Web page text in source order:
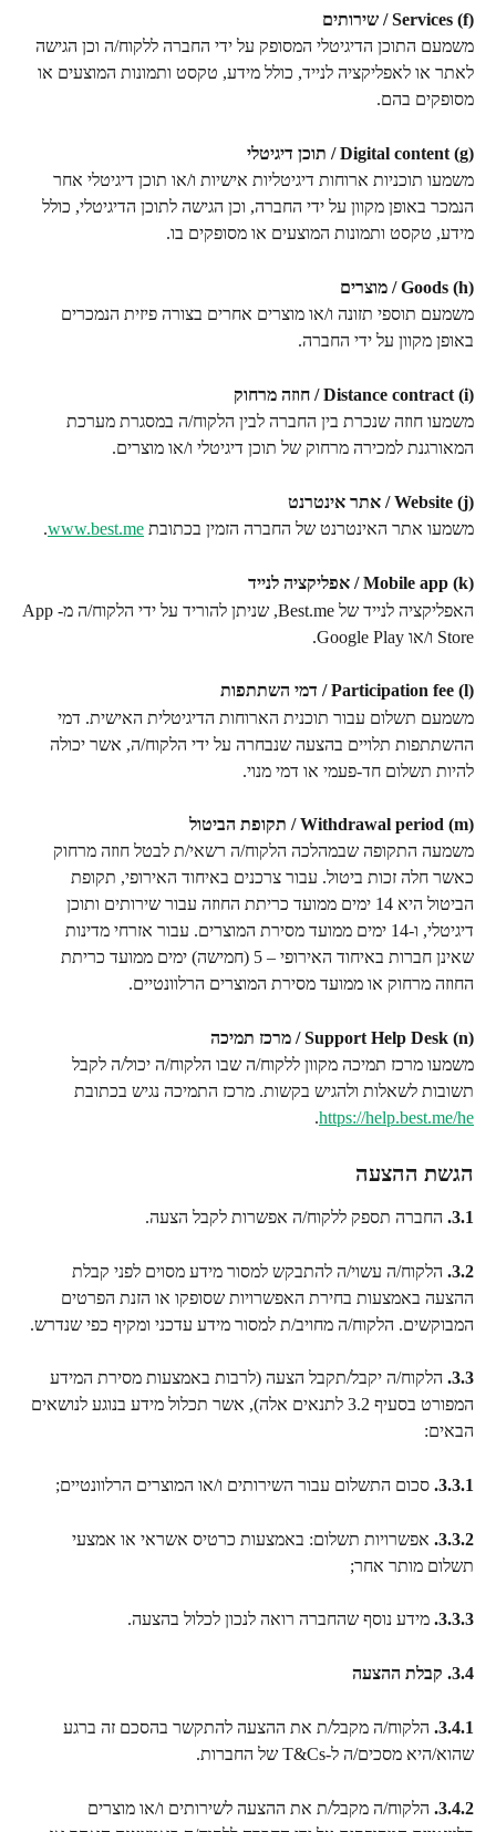
(f) Services / שירותים
משמעם התוכן הדיגיטלי המסופק על ידי החברה ללקוח/ה וכן הגישה
לאתר או לאפליקציה לנייד, כולל מידע, טקסט ותמונות המוצעים או
מסופקים בהם.
(g) Digital content / תוכן דיגיטלי
משמעו תוכניות ארוחות דיגיטליות אישיות ו/או תוכן דיגיטלי אחר
הנמכר באופן מקוון על ידי החברה, וכן הגישה לתוכן הדיגיטלי, כולל
מידע, טקסט ותמונות המוצעים או מסופקים בו.
(h) Goods / מוצרים
משמעם תוספי תזונה ו/או מוצרים אחרים בצורה פיזית הנמכרים
באופן מקוון על ידי החברה.
(i) Distance contract / חוזה מרחוק
משמעו חוזה שנכרת בין החברה לבין הלקוח/ה במסגרת מערכת
המאורגנת למכירה מרחוק של תוכן דיגיטלי ו/או מוצרים.
(j) Website / אתר אינטרנט
משמעו אתר האינטרנט של החברה הזמין בכתובת www.best.me
.
(k) Mobile app / אפליקציה לנייד
האפליקציה לנייד של Best.me, שניתן להוריד על ידי הלקוח/ה מ-App
Store ו/או Google Play.
(l) Participation fee / דמי השתתפות
משמעם תשלום עבור תוכנית הארוחות הדיגיטלית האישית. דמי
ההשתתפות תלויים בהצעה שנבחרה על ידי הלקוח/ה, אשר יכולה
להיות תשלום חד-פעמי או דמי מנוי.
(m) Withdrawal period / תקופת הביטול
משמעה התקופה שבמהלכה הלקוח/ה רשאי/ת לבטל חוזה מרחוק
כאשר חלה זכות ביטול. עבור צרכנים באיחוד האירופי, תקופת
הביטול היא 14 ימים ממועד כריתת החוזה עבור שירותים ותוכן
דיגיטלי, ו-14 ימים ממועד מסירת המוצרים. עבור אזרחי מדינות
שאינן חברות באיחוד האירופי – 5 (חמישה) ימים ממועד כריתת
החוזה מרחוק או ממועד מסירת המוצרים הרלוונטיים.
(n) Support Help Desk / מרכז תמיכה
משמעו מרכז תמיכה מקוון ללקוח/ה שבו הלקוח/ה יכול/ה לקבל
תשובות לשאלות ולהגיש בקשות. מרכז התמיכה נגיש בכתובת
https://help.best.me/he
.
הגשת ההצעה
3.1. החברה תספק ללקוח/ה אפשרות לקבל הצעה.
3.2. הלקוח/ה עשוי/ה להתבקש למסור מידע מסוים לפני קבלת
ההצעה באמצעות בחירת האפשרויות שסופקו או הזנת הפרטים
המבוקשים. הלקוח/ה מחויב/ת למסור מידע עדכני ומקיף כפי שנדרש.
3.3. הלקוח/ה יקבל/תקבל הצעה (לרבות באמצעות מסירת המידע
המפורט בסעיף 3.2 לתנאים אלה), אשר תכלול מידע בנוגע לנושאים
הבאים:
3.3.1. סכום התשלום עבור השירותים ו/או המוצרים הרלוונטיים;
3.3.2. אפשרויות תשלום: באמצעות כרטיס אשראי או אמצעי
תשלום מותר אחר;
3.3.3. מידע נוסף שהחברה רואה לנכון לכלול בהצעה.
3.4. קבלת ההצעה
3.4.1. הלקוח/ה מקבל/ת את ההצעה להתקשר בהסכם זה ברגע
שהוא/היא מסכים/ה ל-T&Cs של החברות.
3.4.2. הלקוח/ה מקבל/ת את ההצעה לשירותים ו/או מוצרים